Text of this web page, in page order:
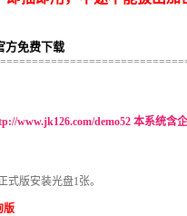
方免费下载
www.jk126.com/demo52本系统含
版安装光盘1张。
版